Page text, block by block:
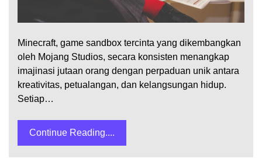
Minecraft, game sandbox tercinta yang dikembangkan
oleh Mojang Studios, secara konsisten menangkap
imajinasi jutaan orang dengan perpaduan unik antara
kreativitas, petualangan, dan kelangsungan hidup.
Setiap…
Continue Reading....